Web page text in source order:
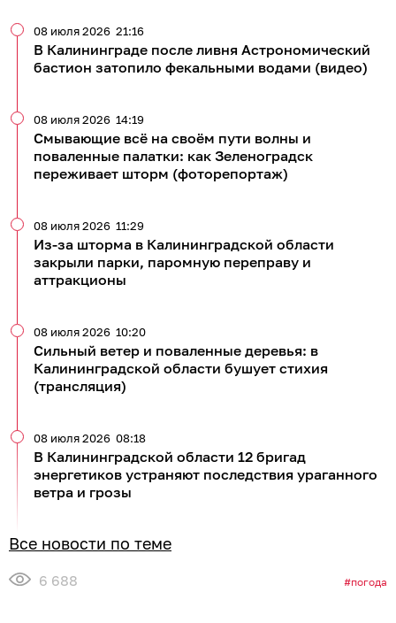
В Калининграде после ливня Астрономический
бастион затопило фекальными водами (видео)
08 июля 2026 21:16
Смывающие всё на своём пути волны и
поваленные палатки: как Зеленоградск
переживает шторм (фоторепортаж)
08 июля 2026 14:19
Из-за шторма в Калининградской области
закрыли парки, паромную переправу и
аттракционы
08 июля 2026 11:29
Сильный ветер и поваленные деревья: в
Калининградской области бушует стихия
(трансляция)
08 июля 2026 10:20
В Калининградской области 12 бригад
энергетиков устраняют последствия ураганного
ветра и грозы
08 июля 2026 08:18
Все новости по теме
6 688 погода